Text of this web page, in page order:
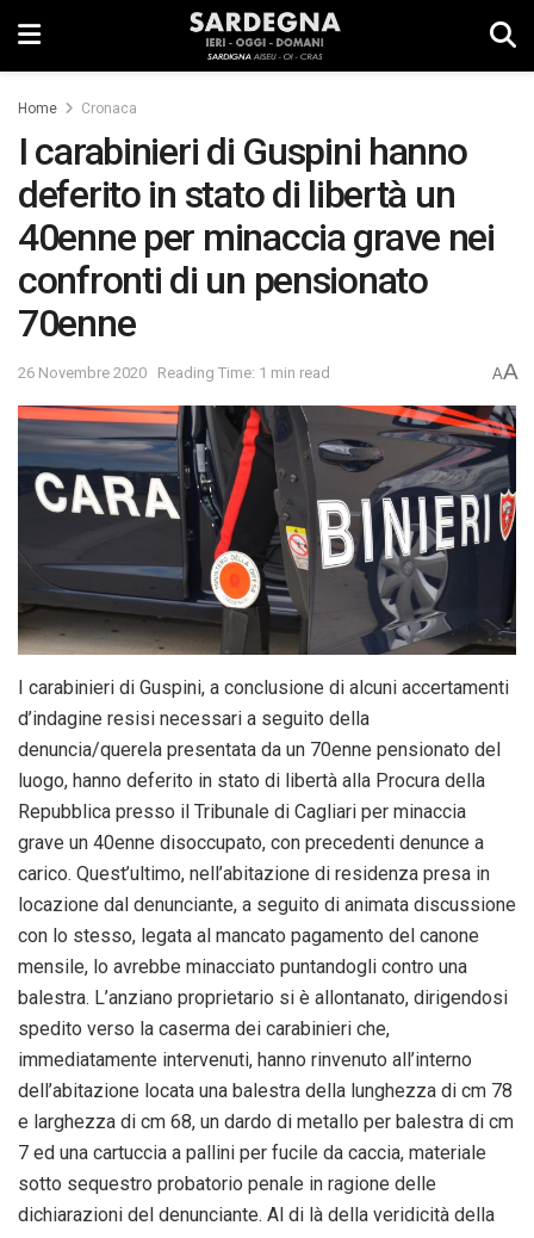
Home Cronaca
I carabinieri di Guspini hanno
deferito in stato di libertà un
40enne per minaccia grave nei
confronti di un pensionato
70enne
26 Novembre 2020 Reading Time: 1 min read AA
I carabinieri di Guspini, a conclusione di alcuni accertamenti
d’indagine resisi necessari a seguito della
denuncia/querela presentata da un 70enne pensionato del
luogo, hanno deferito in stato di libertà alla Procura della
Repubblica presso il Tribunale di Cagliari per minaccia
grave un 40enne disoccupato, con precedenti denunce a
carico. Quest’ultimo, nell’abitazione di residenza presa in
locazione dal denunciante, a seguito di animata discussione
con lo stesso, legata al mancato pagamento del canone
mensile, lo avrebbe minacciato puntandogli contro una
balestra. L’anziano proprietario si è allontanato, dirigendosi
spedito verso la caserma dei carabinieri che,
immediatamente intervenuti, hanno rinvenuto all’interno
dell’abitazione locata una balestra della lunghezza di cm 78
e larghezza di cm 68, un dardo di metallo per balestra di cm
7 ed una cartuccia a pallini per fucile da caccia, materiale
sotto sequestro probatorio penale in ragione delle
dichiarazioni del denunciante. Al di là della veridicità della